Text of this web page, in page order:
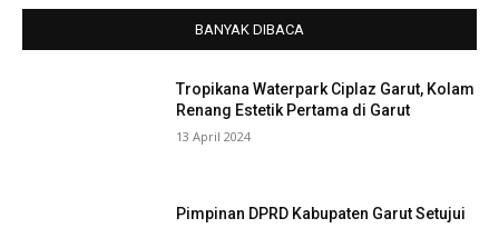
BANYAK DIBACA
Tropikana Waterpark Ciplaz Garut, Kolam
Renang Estetik Pertama di Garut
13 April 2024
Pimpinan DPRD Kabupaten Garut Setujui